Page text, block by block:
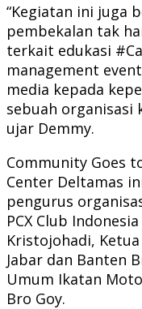
“Kegiatan ini juga
pembekalan tak
terkait edukasi
management
media kepada
sebuah organisasi
ujar Demmy.
Community Goes
Center Deltamas
pengurus
PCX Club
Kristojohadi,
Jabar dan Banten
Umum Ikatan
Bro Goy.